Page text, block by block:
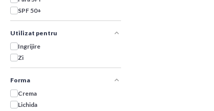
SPF 50+
Utilizat pentru
Ingrijire
Zi
Forma
Crema
Lichida